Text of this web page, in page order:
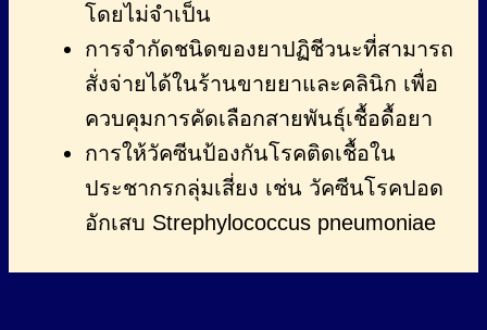
โดยไม่จำเป็น
การจำกัดชนิดของยาปฏิชีวนะที่สามารถ
สั่งจ่ายได้ในร้านขายยาและคลินิก เพื่อ
ควบคุมการคัดเลือกสายพันธุ์เชื้อดื้อยา
การให้วัคซีนป้องกันโรคติดเชื้อใน
ประชากรกลุ่มเสี่ยง เช่น วัคซีนโรคปอด
อักเสบ Strephylococcus pneumoniae